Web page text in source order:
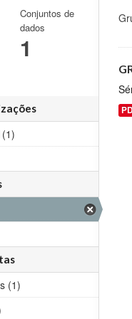
Conjuntos de
dados
1
(1)